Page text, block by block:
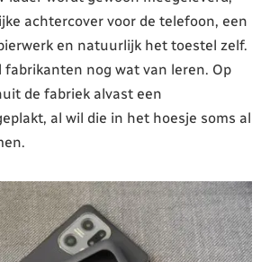
achtercover voor de telefoon, een
en natuurlijk het toestel zelf.
fabrikanten nog wat van leren. Op
de fabriek alvast een
al wil die in het hoesje soms al